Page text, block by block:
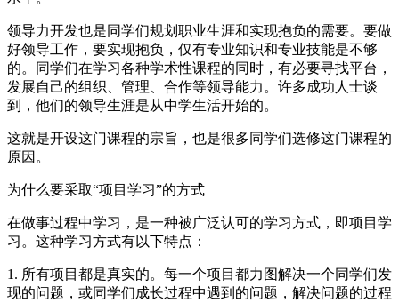
领导力开发也是同学们规划职业生涯和实现抱负的需要。要做
好领导工作，要实现抱负，仅有专业知识和专业技能是不够
的。同学们在学习各种学术性课程的同时，有必要寻找平台，
发展自己的组织、管理、合作等领导能力。许多成功人士谈
到，他们的领导生涯是从中学生活开始的。
这就是开设这门课程的宗旨，也是很多同学们选修这门课程的
原因。
为什么要采取“项目学习”的方式
在做事过程中学习，是一种被广泛认可的学习方式，即项目学
习。这种学习方式有以下特点：
1. 所有项目都是真实的。每一个项目都力图解决一个同学们发
现的问题，或同学们成长过程中遇到的问题，解决问题的过程